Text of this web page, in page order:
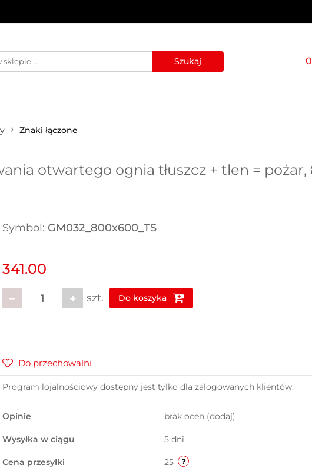
Znaki łączone
otwartego ognia tłuszcz + tlen =
Symbol: GM032_800x600_TS
341.00
szt. Do koszyka
Do przechowalni
Program lojalnościowy dostępny jest tylko dla zalogowanych klientów.
Opinie brak ocen (dodaj)
Wysyłka w ciągu 5 dni
Cena przesyłki 25